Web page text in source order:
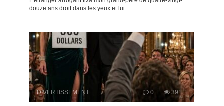
douze ans droit dans les yeux et lui
DIVERTISSEMENT 0 391